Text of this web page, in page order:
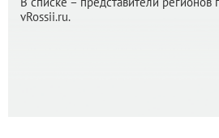
vRossii.ru.